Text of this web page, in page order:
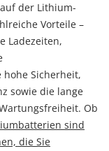
der Lithium-
Vorteile –
Ladezeiten,
Sicherheit,
sowie die lange
Ob
sind
die Sie